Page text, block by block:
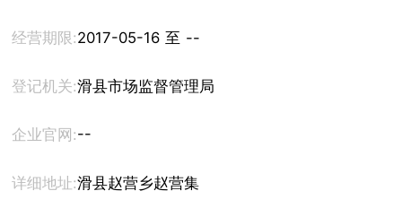
经营期限: 2017-05-16 至 --
登记机关:滑县市场监督管理局
企业官网:--
详细地址:滑县赵营乡赵营集